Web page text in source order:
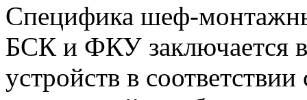
Специфика шеф-
БСК и ФКУ заключается
устройств в